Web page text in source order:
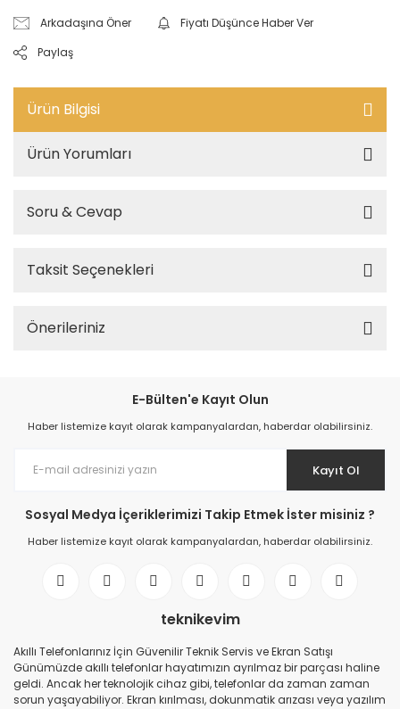
Arkadaşına Öner
Fiyatı Düşünce Haber Ver
Paylaş
Ürün Bilgisi
Ürün Yorumları
Soru & Cevap
Taksit Seçenekleri
Önerileriniz
E-Bülten'e Kayıt Olun
Haber listemize kayıt olarak kampanyalardan, haberdar olabilirsiniz.
Kayıt Ol
Sosyal Medya İçeriklerimizi Takip Etmek İster misiniz ?
Haber listemize kayıt olarak kampanyalardan, haberdar olabilirsiniz.
teknikevim
Akıllı Telefonlarınız İçin Güvenilir Teknik Servis ve Ekran Satışı
Günümüzde akıllı telefonlar hayatımızın ayrılmaz bir parçası haline
geldi. Ancak her teknolojik cihaz gibi, telefonlar da zaman zaman
sorun yaşayabiliyor. Ekran kırılması, dokunmatik arızası veya yazılım